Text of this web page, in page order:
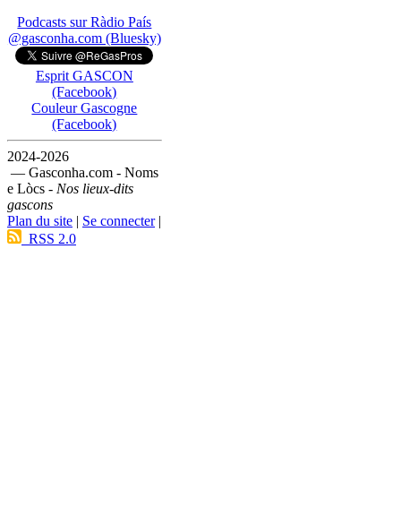
Podcasts sur Ràdio País
@gasconha.com (Bluesky)
Esprit GASCON
(Facebook)
Couleur Gascogne
(Facebook)
2024-2026
— Gasconha.com - Noms
e Lòcs - Nos lieux-dits
gascons
Plan du site | Se connecter|
RSS 2.0